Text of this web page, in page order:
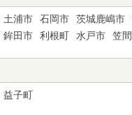
土浦市 石岡市 茨城鹿嶋市
鉾田市
利根町 水戸市 笠
益子町